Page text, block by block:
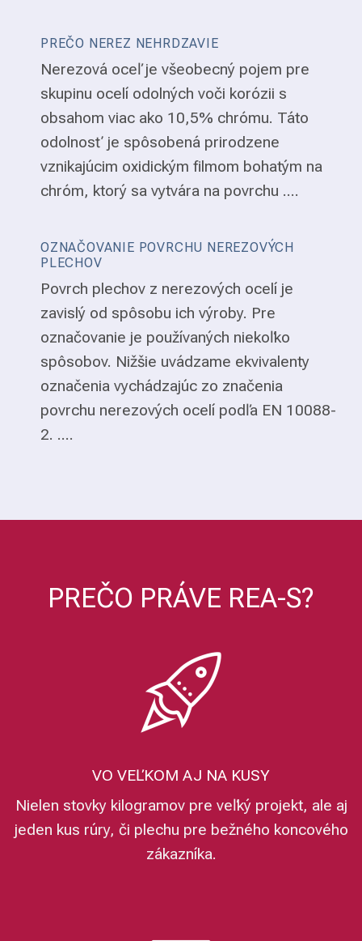
PREČO NEREZ NEHRDZAVIE
Nerezová oceľ je všeobecný pojem pre
skupinu ocelí odolných voči korózii s
obsahom viac ako 10,5% chrómu. Táto
odolnosť je spôsobená prirodzene
vznikajúcim oxidickým filmom bohatým na
chróm, ktorý sa vytvára na povrchu ....
OZNAČOVANIE POVRCHU NEREZOVÝCH
PLECHOV
Povrch plechov z nerezových ocelí je
zavislý od spôsobu ich výroby. Pre
označovanie je používaných niekoľko
spôsobov. Nižšie uvádzame ekvivalenty
označenia vychádzajúc zo značenia
povrchu nerezových ocelí podľa EN 10088-
2. ....
PREČO PRÁVE REA-S?
VO VEĽKOM AJ NA KUSY
Nielen stovky kilogramov pre veľký projekt, ale aj
jeden kus rúry, či plechu pre bežného koncového
zákazníka.